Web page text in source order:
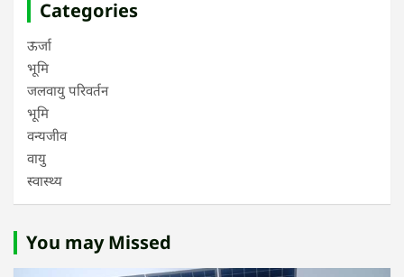
Categories
ऊर्जा
भूमि
जलवायु परिवर्तन
भूमि
वन्यजीव
वायु
स्वास्थ्य
You may Missed